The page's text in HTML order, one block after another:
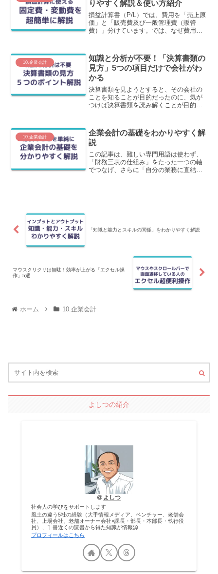
りやすく解説＆使い方紹介
損益計算書（P/L）では、費用を「売上原
価」と「販売費及び一般管理費（販管
費）」分けています。では、なぜ費用を
ことを含めて、変動費と固定費をわかり
やすく解説します。
10.企業会計
知識と分析が不要！「決算書類の
見方」5つの項目だけで会社がわ
かる
決算書類を見ようとすると、その会社の
ことを知ることが目的だったのに、気が
つけば決算書類を読み解くことが目的に
分を５つに絞って紹介しています。
10.企業会計
企業会計の基礎をわかりやすく解
説
この記事は、難しい専門用語は使わず、
「財務三表の仕組み」をたった一つの軸
でつなげ、さらに「自分の業務に直結す
「知識と能力とスキルの関係」をわかりやすく解説
マウスクリクリは無駄！効率が上がる「エクセル操
作」5選
ホーム 10.企業会計
よしつの紹介
よしつ
社会人の学びをサポートします
風土の違う5社の経験（大手情報メディア、ベンチャー、老舗会
社、上場会社、老舗オーナー会社×課長・部長・本部長・執行役
員）、千冊近くの読書から得た知識が情報源
プロフィールはこちら